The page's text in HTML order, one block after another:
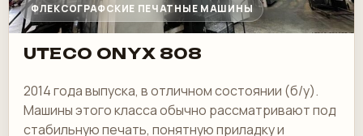
ФЛЕКСОГРАФСКИЕ ПЕЧАТНЫЕ МАШИНЫ
UTECO ONYX 808
2014 года выпуска, в отличном состоянии (б/у).
Машины этого класса обычно рассматривают под
стабильную печать, понятную приладку и